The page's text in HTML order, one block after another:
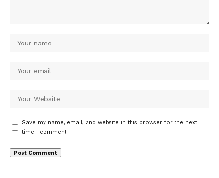
Save my name, email, and website in this browser for the next
time I comment.